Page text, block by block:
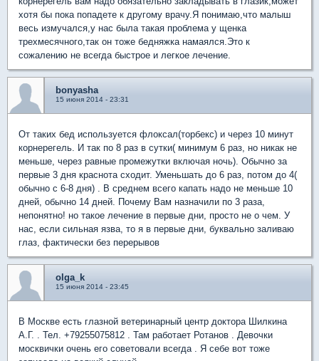
хотя бы пока попадете к другому врачу.Я понимаю,что малыш
весь измучался,у нас была такая проблема у щенка
трехмесячного,так он тоже бедняжка намаялся.Это к
сожалению не всегда быстрое и легкое лечение.
bonyasha
15 июня 2014 - 23:31
От таких бед используется флоксал(торбекс) и через 10 минут
корнерегель. И так по 8 раз в сутки( минимум 6 раз, но никак не
меньше, через равные промежутки включая ночь). Обычно за
первые 3 дня краснота сходит. Уменьшать до 6 раз, потом до 4(
обычно с 6-8 дня) . В среднем всего капать надо не меньше 10
дней, обычно 14 дней. Почему Вам назначили по 3 раза,
непонятно! но такое лечение в первые дни, просто не о чем. У
нас, если сильная язва, то я в первые дни, буквально заливаю
глаз, фактически без перерывов
olga_k
15 июня 2014 - 23:45
В Москве есть глазной ветеринарный центр доктора Шилкина
А.Г. . Тел. +79255075812 . Там работает Ротанов . Девочки
москвички очень его советовали всегда . Я себе вот тоже